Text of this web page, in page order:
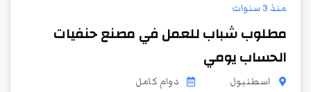
منذ 3 سنوات
مطلوب شباب للعمل في مصنع حنفيات
الحساب يومي
اسطنبول
دوام كامل